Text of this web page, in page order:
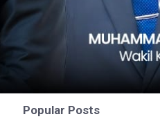
Popular Posts